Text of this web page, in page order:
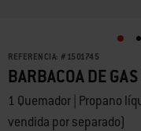
REFERENCIA: # 1501745
BARBACOA DE
1 Quemador | Propano
vendida por separado)